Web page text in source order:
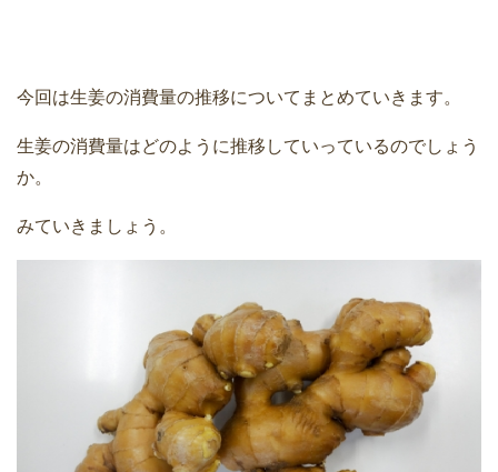
今回は生姜の消費量の推移についてまとめていきます。
生姜の消費量はどのように推移していっているのでしょう
か。
みていきましょう。